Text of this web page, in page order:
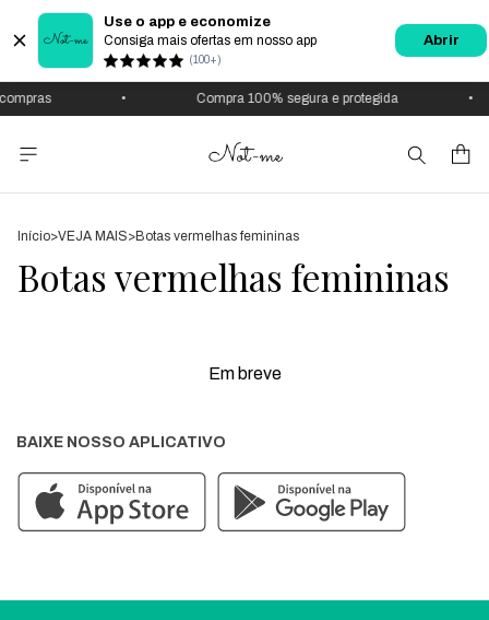
Use o app e economize
Consiga mais ofertas em nosso app
(100+)
Abrir
• Compra 100% segura e protegida •
Início>VEJA MAIS>Botas vermelhas femininas
Botas vermelhas femininas
Em breve
BAIXE NOSSO APLICATIVO